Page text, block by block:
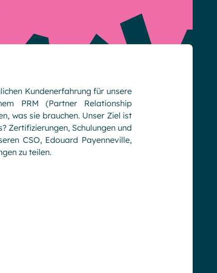
Kundenerfahrung für unsere
PRM (Partner Relationship
was sie brauchen. Unser Ziel ist
Zertifizierungen, Schulungen und
CSO, Edouard Payenneville,
zu teilen.